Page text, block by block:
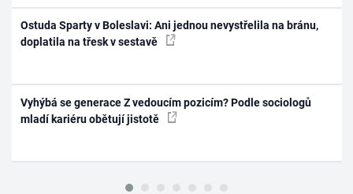
Ostuda Sparty v Boleslavi: Ani jednou nevystřelila na bránu,
doplatila na třesk v sestavě
Vyhýbá se generace Z vedoucím pozicím? Podle sociologů
mladí kariéru obětují jistotě